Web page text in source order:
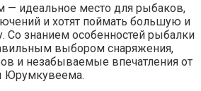
— идеальное место для рыбаков,
и хотят поймать большую и
Со знанием особенностей рыбалки
выбором снаряжения,
и незабываемые впечатления от
Юрумкувеема.